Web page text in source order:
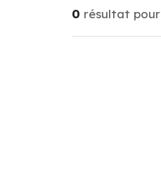
0 résultat pour